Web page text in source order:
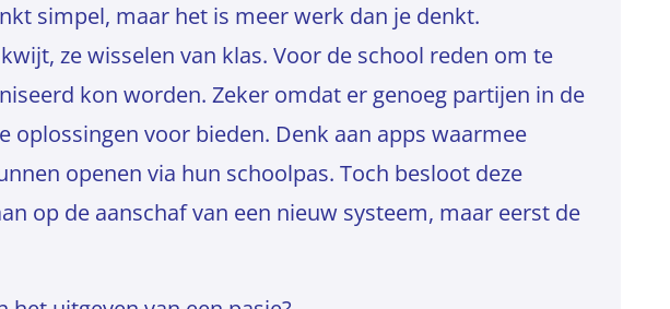
simpel, maar het is meer werk dan je denkt.
ze wisselen van klas. Voor de school reden om te
kon worden. Zeker omdat er genoeg partijen in de
oplossingen voor bieden. Denk aan apps waarmee
openen via hun schoolpas. Toch besloot deze
op de aanschaf van een nieuw systeem, maar eerst de